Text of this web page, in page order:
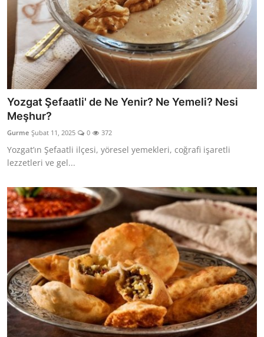
Yozgat Şefaatli' de Ne Yenir? Ne Yemeli? Nesi
Meşhur?
Gurme Şubat 11, 2025 0 372
Yozgat’ın Şefaatli ilçesi, yöresel yemekleri, coğrafi işaretli
lezzetleri ve gel...